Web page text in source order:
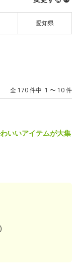
愛知県
全 170 件中 1 〜 10 件
いいアイテムが大集